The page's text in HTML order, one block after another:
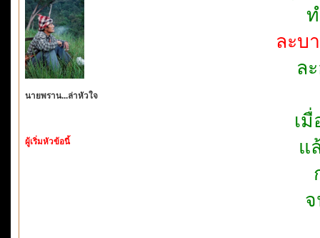
นายพราน...ล่าหัวใจ
ผู้เริ่มหัวข้อนี้
ละบ
ล
เ
แ